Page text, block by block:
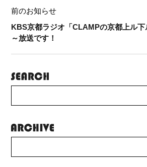
前のお知らせ
KBS京都ラジオ「CLAMPの京都上ル下
～放送です！